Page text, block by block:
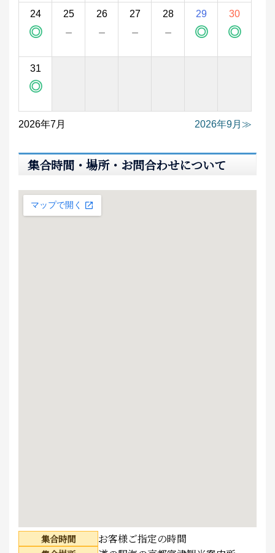
24
◎
25
－
26
－
27
－
28
－
29
◎
30
◎
31
◎
2026年7月 2026年9月
集合時間・場所・お問合わせについて
集合時間 お客様ご指定の時間